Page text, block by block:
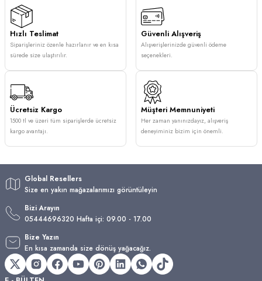
Hızlı Teslimat
Siparişleriniz özenle hazırlanır ve en kısa
sürede size ulaştırılır.
Güvenli Alışveriş
Alışverişlerinizde güvenli ödeme
seçenekleri.
Ücretsiz Kargo
1500 tl ve üzeri tüm siparişlerde ücretsiz
kargo avantajı.
Müşteri Memnuniyeti
Her zaman yanınızdayız, alışveriş
deneyiminiz bizim için önemli.
Global Resellers
Size en yakın mağazalarımızı görüntüleyin
Bizi Arayın
05444696320 Hafta içi: 09.00 - 17.00
Bize Yazın
En kısa zamanda size dönüş yağacağız.